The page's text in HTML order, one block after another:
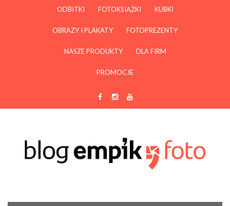
ODBITKI FOTOKSIĄŻKI KUBKI
OBRAZY I PLAKATY FOTOPREZENTY
NASZE PRODUKTY DLA FIRM
PROMOCJE